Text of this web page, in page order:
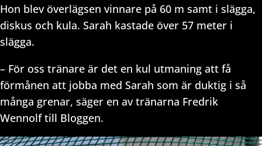
Hon blev överlägsen vinnare på 60 m samt i slägga,
diskus och kula. Sarah kastade över 57 meter i
slägga.
– För oss tränare är det en kul utmaning att få
förmånen att jobba med Sarah som är duktig i så
många grenar, säger en av tränarna Fredrik
Wennolf till Bloggen.